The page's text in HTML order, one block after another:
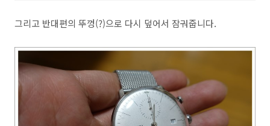
그리고 반대편의 뚜껑(?)으로 다시 덮어서 잠궈줍니다.